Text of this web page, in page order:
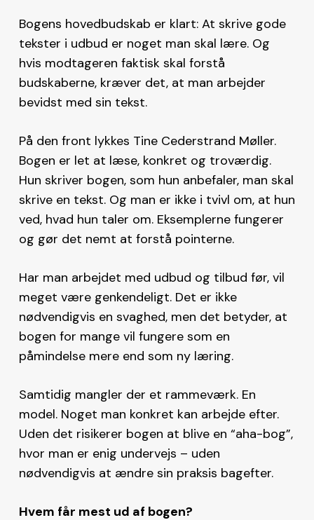
Bogens hovedbudskab er klart: At skrive gode
tekster i udbud er noget man skal lære. Og
hvis modtageren faktisk skal forstå
budskaberne, kræver det, at man arbejder
bevidst med sin tekst.
På den front lykkes Tine Cederstrand Møller.
Bogen er let at læse, konkret og troværdig.
Hun skriver bogen, som hun anbefaler, man skal
skrive en tekst. Og man er ikke i tvivl om, at hun
ved, hvad hun taler om. Eksemplerne fungerer
og gør det nemt at forstå pointerne.
Har man arbejdet med udbud og tilbud før, vil
meget være genkendeligt. Det er ikke
nødvendigvis en svaghed, men det betyder, at
bogen for mange vil fungere som en
påmindelse mere end som ny læring.
Samtidig mangler der et rammeværk. En
model. Noget man konkret kan arbejde efter.
Uden det risikerer bogen at blive en “aha-bog”,
hvor man er enig undervejs – uden
nødvendigvis at ændre sin praksis bagefter.
Hvem får mest ud af bogen?